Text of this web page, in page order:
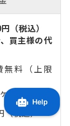
（税込）
買主様の代
無料（上限
月無料
（税込）